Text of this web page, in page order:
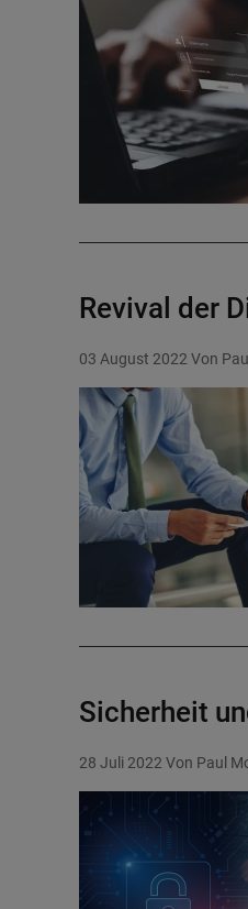
Revival der
03 August 2022 Von
Sicherheit
28 Juli 2022 Von Paul